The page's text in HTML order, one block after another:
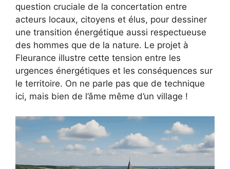
question cruciale de la concertation entre
acteurs locaux, citoyens et élus, pour dessiner
une transition énergétique aussi respectueuse
des hommes que de la nature. Le projet à
Fleurance illustre cette tension entre les
urgences énergétiques et les conséquences sur
le territoire. On ne parle pas que de technique
ici, mais bien de l’âme même d’un village !